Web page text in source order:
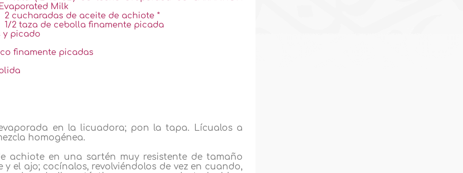
Milk
2 cucharadas de aceite de achiote *
1/2 taza de cebolla finamente picada
y picado
finamente picadas
en la licuadora; pon la tapa. Lícualos a
homogénea.
achiote en una sartén muy resistente de tamaño
el ajo; cocínalos, revolviéndolos de vez en cuando,